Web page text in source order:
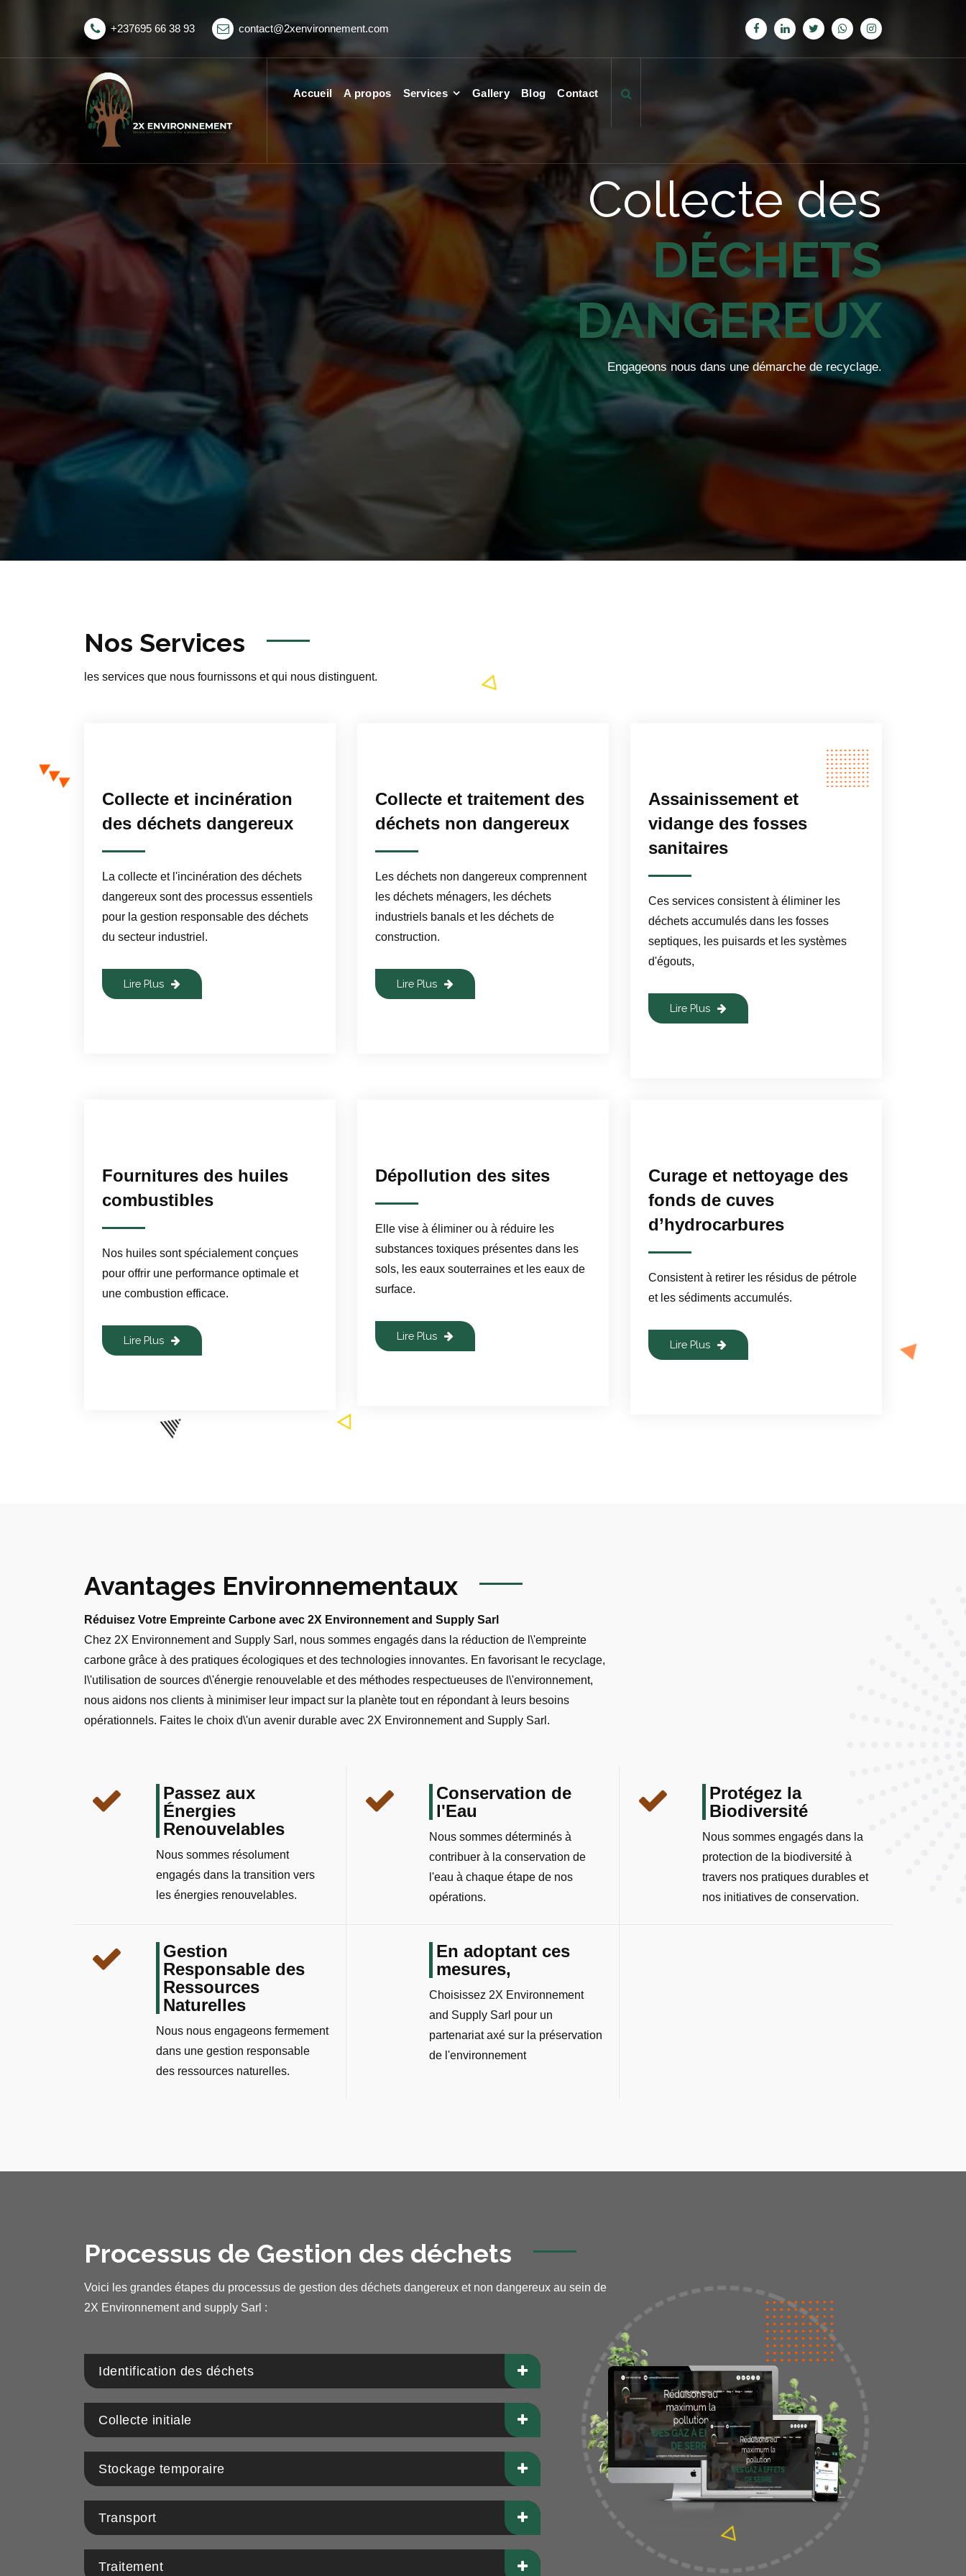
+237695 66 38 93 contact@2xenvironnement.com
Accueil A propos Services Gallery Blog Contact
Collecte des
DÉCHETS
DANGEREUX
Engageons nous dans une démarche de recyclage.
Nos Services
les services que nous fournissons et qui nous distinguent.
Collecte et incinération
des déchets dangereux
La collecte et l'incinération des déchets
dangereux sont des processus essentiels
pour la gestion responsable des déchets
du secteur industriel.
Lire Plus
Collecte et traitement des
déchets non dangereux
Les déchets non dangereux comprennent
les déchets ménagers, les déchets
industriels banals et les déchets de
construction.
Lire Plus
Assainissement et
vidange des fosses
sanitaires
Ces services consistent à éliminer les
déchets accumulés dans les fosses
septiques, les puisards et les systèmes
d'égouts,
Lire Plus
Fournitures des huiles
combustibles
Nos huiles sont spécialement conçues
pour offrir une performance optimale et
une combustion efficace.
Lire Plus
Dépollution des sites
Elle vise à éliminer ou à réduire les
substances toxiques présentes dans les
sols, les eaux souterraines et les eaux de
surface.
Lire Plus
Curage et nettoyage des
fonds de cuves
d’hydrocarbures
Consistent à retirer les résidus de pétrole
et les sédiments accumulés.
Lire Plus
Avantages Environnementaux
Réduisez Votre Empreinte Carbone avec 2X Environnement and Supply Sarl
Chez 2X Environnement and Supply Sarl, nous sommes engagés dans la réduction de l\'empreinte
carbone grâce à des pratiques écologiques et des technologies innovantes. En favorisant le recyclage,
l\'utilisation de sources d\'énergie renouvelable et des méthodes respectueuses de l\'environnement,
nous aidons nos clients à minimiser leur impact sur la planète tout en répondant à leurs besoins
opérationnels. Faites le choix d\'un avenir durable avec 2X Environnement and Supply Sarl.
Passez aux
Énergies
Renouvelables
Nous sommes résolument
engagés dans la transition vers
les énergies renouvelables.
Conservation de
l'Eau
Nous sommes déterminés à
contribuer à la conservation de
l'eau à chaque étape de nos
opérations.
Protégez la
Biodiversité
Nous sommes engagés dans la
protection de la biodiversité à
travers nos pratiques durables et
nos initiatives de conservation.
Gestion
Responsable des
Ressources
Naturelles
Nous nous engageons fermement
dans une gestion responsable
des ressources naturelles.
En adoptant ces
mesures,
Choisissez 2X Environnement
and Supply Sarl pour un
partenariat axé sur la préservation
de l'environnement
Processus de Gestion des déchets
Voici les grandes étapes du processus de gestion des déchets dangereux et non dangereux au sein de
2X Environnement and supply Sarl :
Identification des déchets
Collecte initiale
Stockage temporaire
Transport
Traitement